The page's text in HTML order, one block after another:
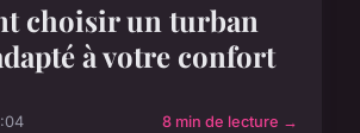
choisir un turban
à votre confort
8 min de lecture →